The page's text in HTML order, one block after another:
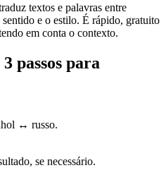
textos e palavras entre
e o estilo. É rápido, gratuito
em conta o contexto.
passos para
↔ russo.
se necessário.